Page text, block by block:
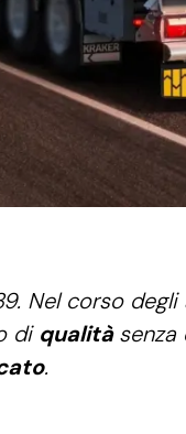
Nel corso
di qualitàsenza
.